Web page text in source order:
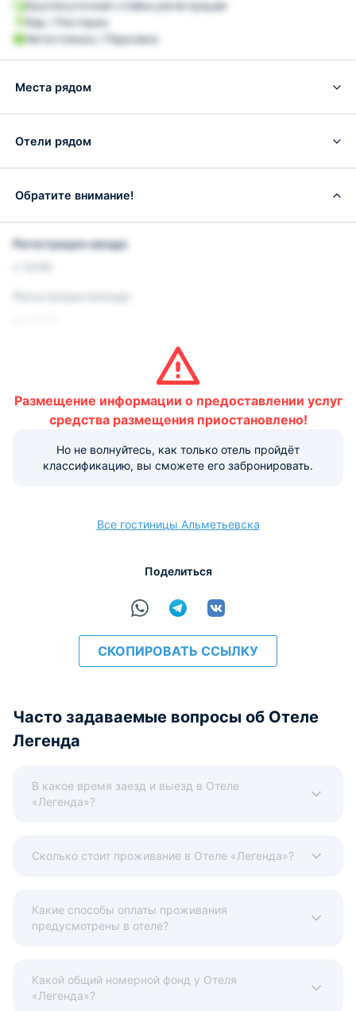
Круглосуточная стойка регистрации
Бар / Ресторан
Автостоянка / Парковка
Места рядом
Отели рядом
Обратите внимание!
Регистрация заезда:
Условия и правила проживания:
Размещение домашних животных не допускается.
Варианты оплаты, доступные на ресепшене:
Безналичный Visa Euro/Mastercard МИР
Размещение информации о предоставлении услуг
средства размещения приостановлено!
Но не волнуйтесь, как только отель пройдёт
классификацию, вы сможете его забронировать.
Все гостиницы Альметьевска
Поделиться
СКОПИРОВАТЬ ССЫЛКУ
Часто задаваемые вопросы об Отеле
Легенда
В какое время заезд и выезд в Отеле
«Легенда»?
Сколько стоит проживание в Отеле «Легенда»?
Какие способы оплаты проживания
предусмотрены в отеле?
Какой общий номерной фонд у Отеля
«Легенда»?